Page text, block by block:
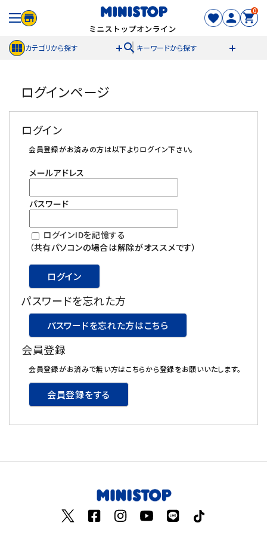
0
カテゴリから探す search キーワードから探す
meeting_room ログイン person 新規登録
セール商品
カテゴリから探す
冷凍食品
スイーツ
お菓子
酒類
日用品
ギフト
ログインページ
ログイン
会員登録がお済みの方は以下よりログイン下さい。
メールアドレス
パスワード
ログインIDを記憶する
（共有パソコンの場合は解除がオススメです）
ログイン
パスワードを忘れた方
パスワードを忘れた方はこちら
会員登録
会員登録がお済みで無い方はこちらから登録をお願いいたします。
会員登録をする